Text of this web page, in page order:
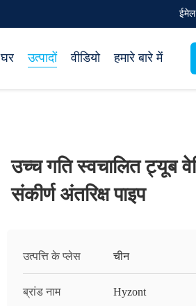
ईमेल
घर उत्पादों वीडियो हमारे बारे में
उच्च गति स्वचालित ट्यूब
संकीर्ण अंतरिक्ष पाइप
उत्पत्ति के प्लेस चीन
ब्रांड नाम Hyzont